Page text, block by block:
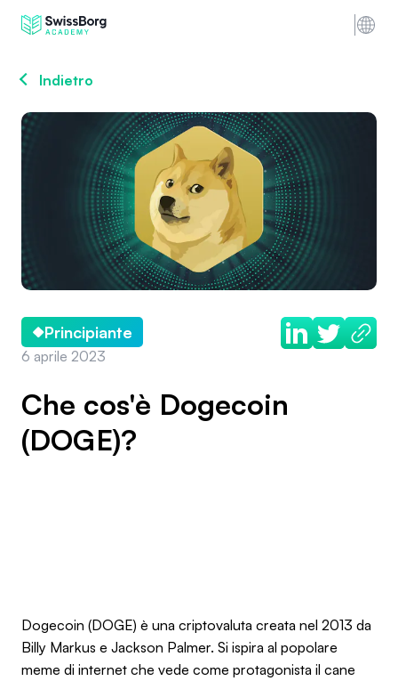
Indietro
Principiante
6 aprile 2023
Che cos'è Dogecoin
(DOGE)?
Dogecoin (DOGE) è una criptovaluta creata nel 2013 da
Billy Markus e Jackson Palmer. Si ispira al popolare
meme di internet che vede come protagonista il cane